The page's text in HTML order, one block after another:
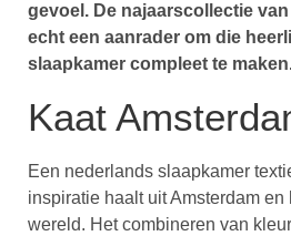
gevoel. De najaarscollectie
echt een aanrader om die
slaapkamer compleet te
Kaat
Een nederlands slaapkamer
inspiratie haalt uit Amsterdam en
wereld. Het combineren van